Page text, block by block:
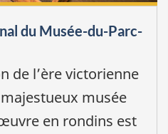
du Musée-du-Parc-
de l’ère victorienne
musée
en rondins est